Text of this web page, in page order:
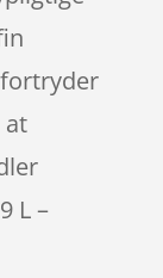
at
L –